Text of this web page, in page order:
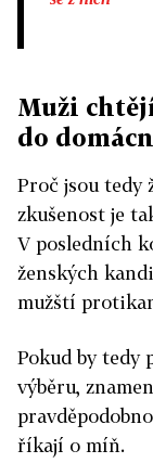
Muži
do
Proč jsou tedy
zkušenost je
V posledních
ženských
mužští
Pokud by tedy
výběru,
říkají o míň.